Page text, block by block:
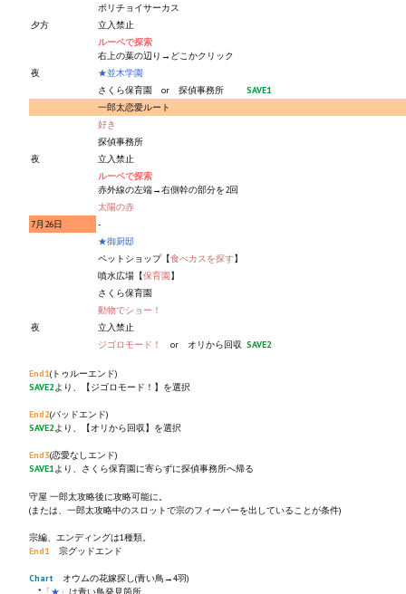
ポリチョイサーカス
夕方
立入禁止
ルーペで探索
右上の葉の辺り→どこかクリック
夜
★並木学園
さくら保育園 or 探偵事務所
SAVE1
一郎太恋愛ルート
好き
探偵事務所
夜
立入禁止
ルーペで探索
赤外線の左端→右側幹の部分を2回
太陽の赤
7月26日
-
★御厨邸
ペットショップ【食べカスを探す】
噴水広場【保育園】
さくら保育園
動物でショー！
夜
立入禁止
ジゴロモード！
or オリから回収 SAVE2
End1(トゥルーエンド)
SAVE2 より、【ジゴロモード！】を選択
End2(バッドエンド)
SAVE2 より、【オリから回収】を選択
End3(恋愛なしエンド)
SAVE1 より、さくら保育園に寄らずに探偵事務所へ帰る
守屋 一郎太攻略後に攻略可能に。
(または、一郎太攻略中のスロットで宗のフィーバーを出していることが条件)
宗編、エンディングは1種類。
End1 宗グッドエンド
Chart オウムの花嫁探し(青い鳥→4羽)
* 「★」 は青い鳥発見箇所